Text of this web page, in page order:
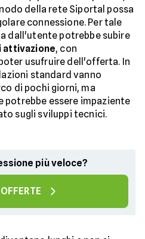
della rete Siportal possa
connessione. Per tale
dall'utente potrebbe subire
attivazione, con
usufruire dell'offerta. In
standard vanno
di pochi giorni, ma
essere impaziente
sugli sviluppi tecnici.
più veloce?